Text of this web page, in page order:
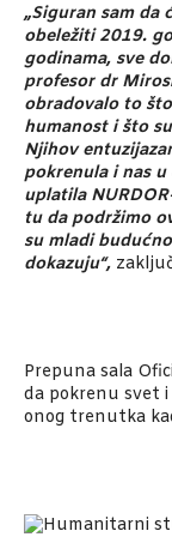
„Siguran sam da
obeležiti 2019.
godinama, sve
profesor dr
obradovalo to
humanost i što
Njihov
pokrenula i nas
uplatila
tu da podržimo
su mladi
dokazuju“,
Prepuna sala
da pokrenu svet i
onog trenutka